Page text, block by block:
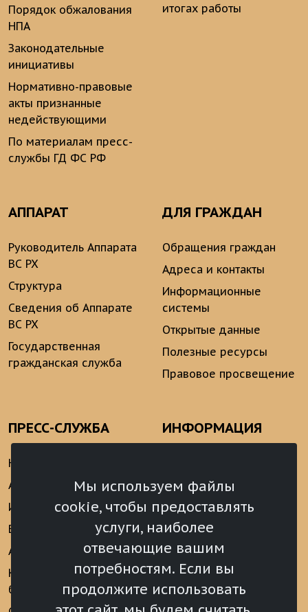
Мы используем файлы
cookie, чтобы предоставлять
услуги, наиболее
отвечающие вашим
потребностям. Если вы
продолжите использовать
Порядок обжалования
НПА
Законодательные
инициативы
Нормативно-правовые
акты признанные
недействующими
По материалам пресс-
службы ГД ФС РФ
итогах работы
АППАРАТ
Руководитель Аппарата
ВС РХ
Структура
Сведения об Аппарате
ВС РХ
Государственная
гражданская служба
ДЛЯ ГРАЖДАН
Обращения граждан
Адреса и контакты
Информационные
системы
Открытые данные
Полезные ресурсы
Правовое просвещение
ПРЕСС-СЛУЖБА
Новости
Анонсы
Интервью
Видеоматериалы
Аккредитация
Конкурс «Хрустальный
барс»
ИНФОРМАЦИЯ
аналитические
материалы
Реализация Послания
Президента РФ
Федеральному
Собранию РФ
Местное
самоуправление